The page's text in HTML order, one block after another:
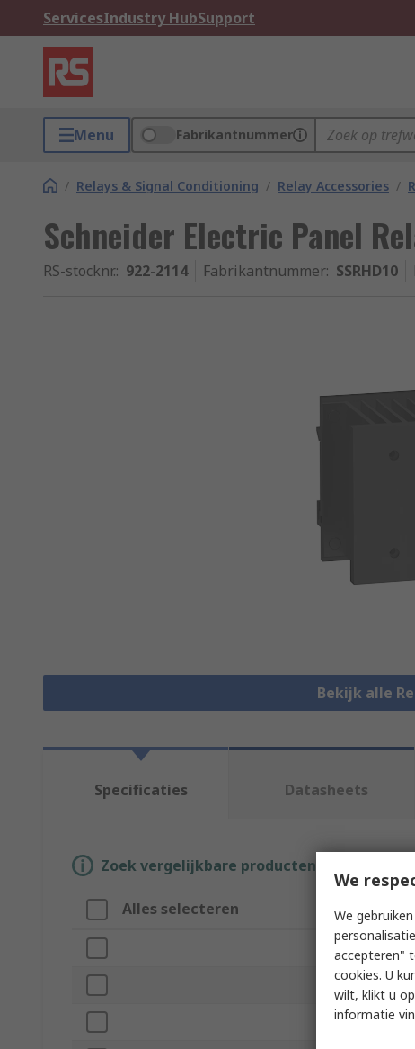
ServicesIndustry HubSupport
Menu Fabrikantnummer
/ Relays & Signal Conditioning / Relay Accessories /
Schneider Electric Panel
RS-stocknr.: 922-2114 Fabrikantnummer: SSRHD10
Bekijk alle
Specificaties Datasheets
Zoek vergelijkbare producten door een of
Alles selecteren Attribuut
Merk
Product Type
Standards/
We
We
accepteren"
cookies. U
wilt, klikt u
informatie